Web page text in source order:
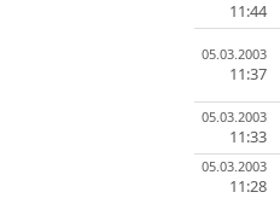
11:44
05.03.2003
11:37
05.03.2003
11:33
05.03.2003
11:28